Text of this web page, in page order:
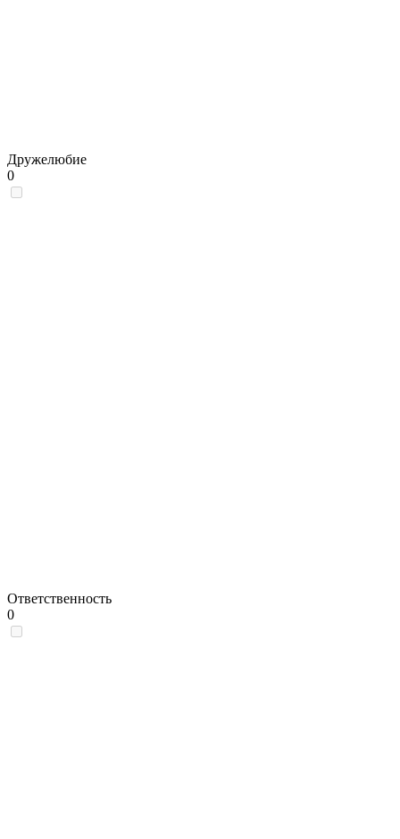
Дружелюбие
0
Ответственность
0